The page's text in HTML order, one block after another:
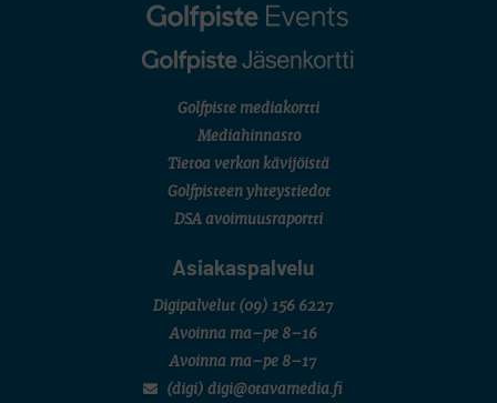
Golfpiste mediakortti
Mediahinnasto
Tietoa verkon kävijöistä
Golfpisteen yhteystiedot
DSA avoimuusraportti
Asiakaspalvelu
Digipalvelut (09) 156 6227
Avoinna ma–pe 8–16
Avoinna ma–pe 8–17
(digi) digi@otavamedia.fi